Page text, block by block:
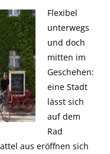
Flexibel
unterwegs
und doch
mitten im
Geschehen:
eine Stadt
lässt sich
auf dem
Rad
aus eröffnen sich